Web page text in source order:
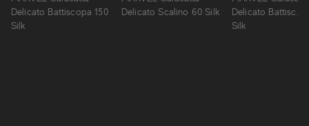
Delicato Battiscopa 150
Silk
Delicato Scalino 60 Silk
Delicato Battisc.
Silk
reproduits avec une précision extrême et un réalisme
surprenant.